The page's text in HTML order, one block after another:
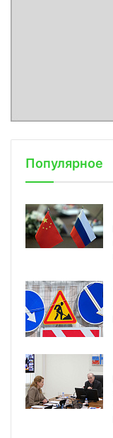
Популярное